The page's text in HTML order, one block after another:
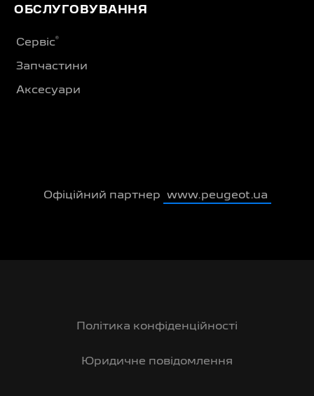
ОБСЛУГОВУВАННЯ
Сервіс®
Запчастини
Аксесуари
Офіційний партнер www.peugeot.ua
Політика конфіденційності
Юридичне повідомлення